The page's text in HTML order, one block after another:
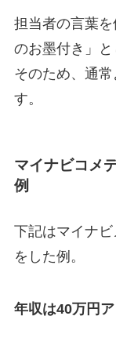
担当者の言葉
のお墨付き」と
そのため、通
す。
マイナビコメ
例
下記はマイナ
をした例。
年収は40万円